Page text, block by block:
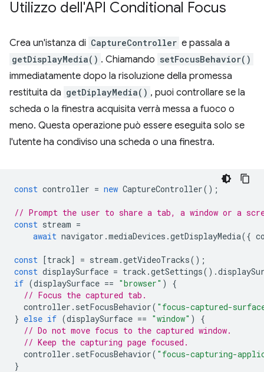
Utilizzo dell'API Conditional Focus
Crea un'istanza di CaptureController e passala a
getDisplayMedia() . Chiamando setFocusBehavior()
immediatamente dopo la risoluzione della promessa
restituita da getDiplayMedia() , puoi controllare se la
scheda o la finestra acquisita verrà messa a fuoco o
meno. Questa operazione può essere eseguita solo se
l'utente ha condiviso una scheda o una finestra.
const controller = new CaptureController();
// Prompt the user to share a tab, a window or a
const stream =
await navigator .mediaDevices .getDisplayMedia({
const [track] = stream .getVideoTracks();
const displaySurface = track .getSettings().
if (displaySurface == "browser" )
{
// Focus the captured tab.
controller . setFocusBehavior( "focus-captured-
} else if (displaySurface == "window" )
{
// Do not move focus to the captured window.
// Keep the capturing page focused.
controller . setFocusBehavior( "focus-capturing-
}